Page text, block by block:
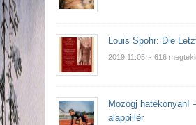
Louis Spohr: Die
2019.11.05. - 616
Mozogj hatékonyan!
alappillér